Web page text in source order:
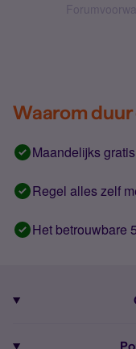
Waarom duur
Maandelijks
Regel alles zelf
Het betrouwbare